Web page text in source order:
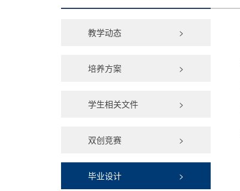
教学动态 >
培养方案 >
学生相关文件 >
双创竞赛 >
毕业设计 >